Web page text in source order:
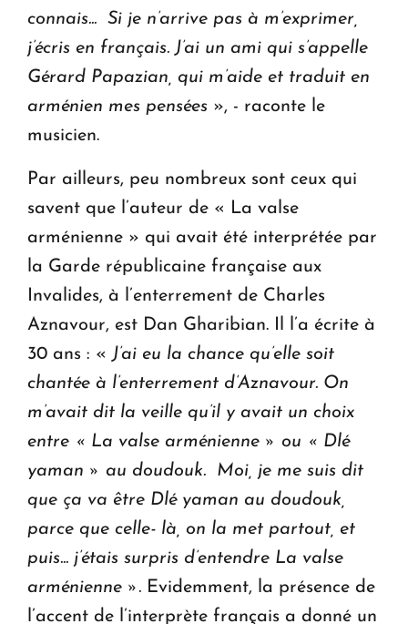
connais... Si je n’arrive pas à m’exprimer,
j’écris en français. J’ai un ami qui s’appelle
Gérard Papazian, qui m’aide et traduit en
arménien mes pensées », - raconte le
musicien.
Par ailleurs, peu nombreux sont ceux qui
savent que l’auteur de « La valse
arménienne » qui avait été interprétée par
la Garde républicaine française aux
Invalides, à l’enterrement de Charles
Aznavour, est Dan Gharibian. Il l’a écrite à
30 ans : « J’ai eu la chance qu’elle soit
chantée à l’enterrement d’Aznavour. On
m’avait dit la veille qu’il y avait un choix
entre « La valse arménienne » ou « Dlé
yaman » au doudouk. Moi, je me suis dit
que ça va être Dléyaman au doudouk,
parce que celle- là, on la met partout, et
puis... j’étais surpris d’entendre La valse
arménienne ». Evidemment, la présence de
l’accent de l’interprète français a donné un